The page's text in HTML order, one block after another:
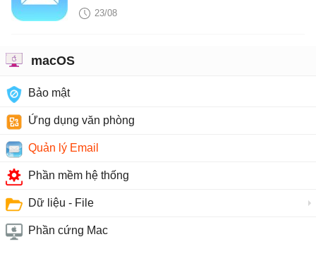
23/08
macOS
Bảo mật
Ứng dụng văn phòng
Quản lý Email
Phần mềm hệ thống
Dữ liệu - File
Phần cứng Mac